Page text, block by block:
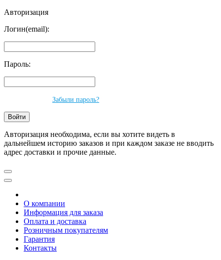
Авторизация
Логин(email):
Пароль:
Забыли пароль?
Авторизация необходима, если вы хотите видеть в
дальнейшем историю заказов и при каждом заказе не вводить
адрес доставки и прочие данные.
О компании
Информация для заказа
Оплата и доставка
Розничным покупателям
Гарантия
Контакты